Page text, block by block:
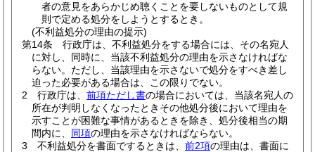
者の意見をあらかじめ聴くことを要しないものとして規
則で定める処分をしようとするとき。
(不利益処分の理由の提示)
第14条
行政庁は、不利益処分をする場合には、その名宛人
に対し、同時に、当該不利益処分の理由を示さなければな
らない。 ただし、当該理由を示さないで処分をすべき差し
迫った必要がある場合は、この限りでない。
2
行政庁は、 前項ただし書の場合においては、当該名宛人の
所在が判明しなくなったときその他処分後において理由を
示すことが困難な事情があるときを除き、処分後相当の期
間内に、 同項の理由を示さなければならない。
3
不利益処分を書面でするときは、 前2項の理由は、書面に